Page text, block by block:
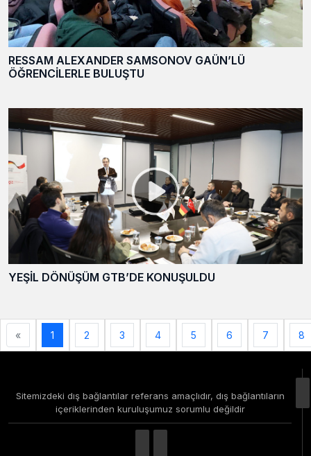
RESSAM ALEXANDER SAMSONOV GAÜN’LÜ
ÖĞRENCİLERLE BULUŞTU
YEŞİL DÖNÜŞÜM GTB’DE KONUŞULDU
« 1 2 3 4 5 6 7 8
Sitemizdeki dış bağlantılar referans amaçlıdır, dış bağlantıların
içeriklerinden kuruluşumuz sorumlu değildir